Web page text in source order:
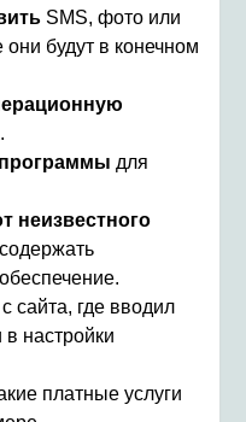
SMS, фото или
будут в конечном
для
неизвестного
сайта, где вводил
настройки
платные услуги